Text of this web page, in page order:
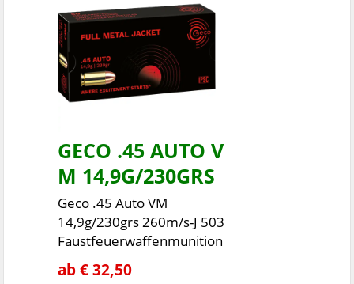
GECO .45 AUTO V
M 14,9G/230GRS
Geco .45 Auto VM
14,9g/230grs 260m/s-J 503
Faustfeuerwaffenmunition
ab € 32,50